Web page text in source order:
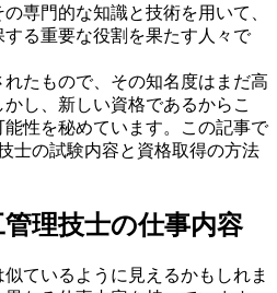
専門的な知識と技術を用いて、
る重要な役割を果たす人々で
れたもので、その知名度はまだ高
し、新しい資格であるからこ
性を秘めています。この記事で
士の試験内容と資格取得の方法
理技士の仕事内容
ているように見えるかもしれま